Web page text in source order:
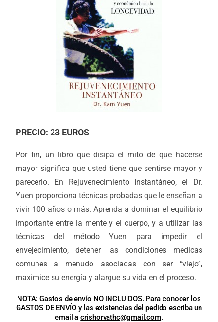
PRECIO: 23 EUROS
Por fin, un libro que disipa el mito de que hacerse
mayor significa que usted tiene que sentirse mayor y
parecerlo. En Rejuvenecimiento Instantáneo, el Dr.
Yuen proporciona técnicas probadas que le enseñan a
vivir 100 años o más. Aprenda a dominar el equilibrio
importante entre la mente y el cuerpo, y a utilizar las
técnicas del método Yuen para impedir el
envejecimiento, detener las condiciones medicas
comunes a menudo asociadas con ser “viejo”,
maximice su energía y alargue su vida en el proceso.
NOTA: Gastos de envío NO INCLUIDOS. Para conocer los
GASTOS DE ENVÍO y las existencias del pedido escriba un
email acrishorvathc@gmail.com.